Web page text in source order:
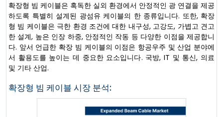
확장형 빔 케이블은 혹독한 실외 환경에서 안정적인 광 연결을 제공
하도록 특별히 설계된 광섬유 케이블의 한 종류입니다. 또한, 확장
형 빔 케이블은 극한 환경 조건에 대한 내구성, 고강도, 가볍고 견고
한 설계, 높은 인장 하중, 안정적인 작동 등 다양한 이점을 제공합니
다. 앞서 언급한 확장 빔 케이블의 이점은 항공우주 및 산업 분야에
서 활용도를 높이는 데 중요한 요소입니다. 국방, IT 및 통신, 의료
및 기타 산업.
확장형 빔 케이블 시장 분석: